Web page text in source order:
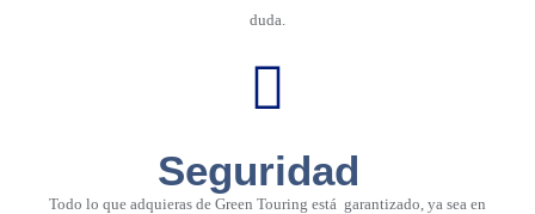
duda.
Seguridad
Todo lo que adquieras de Green Touring está garantizado, ya sea en